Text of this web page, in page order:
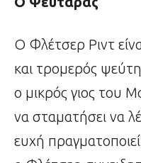
Ο Φλέτσερ Ριντ
και τρομερός
ο μικρός γιος του
να σταματήσει να
ευχή